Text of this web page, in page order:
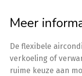
Meer
De flexibele
verkoeling of
ruime keuze aan